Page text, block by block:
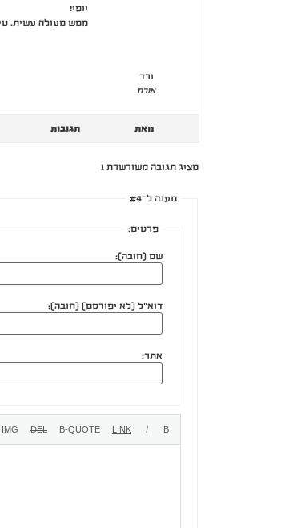
ורד
אורח
יופי!
ממש מעולה עשית.
מאת תגובות
מציג תגובה משורשרת 1
מענה ל־#4
פרטים:
שם (חובה):
דוא"ל (לא יפורסם) (חובה):
אתר: